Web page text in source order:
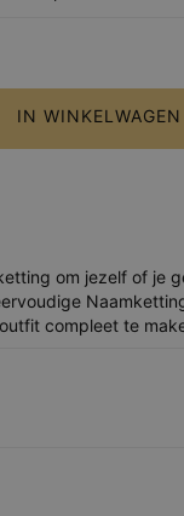
IN WINKELWAGEN
om jezelf of je
compleet te
met uw